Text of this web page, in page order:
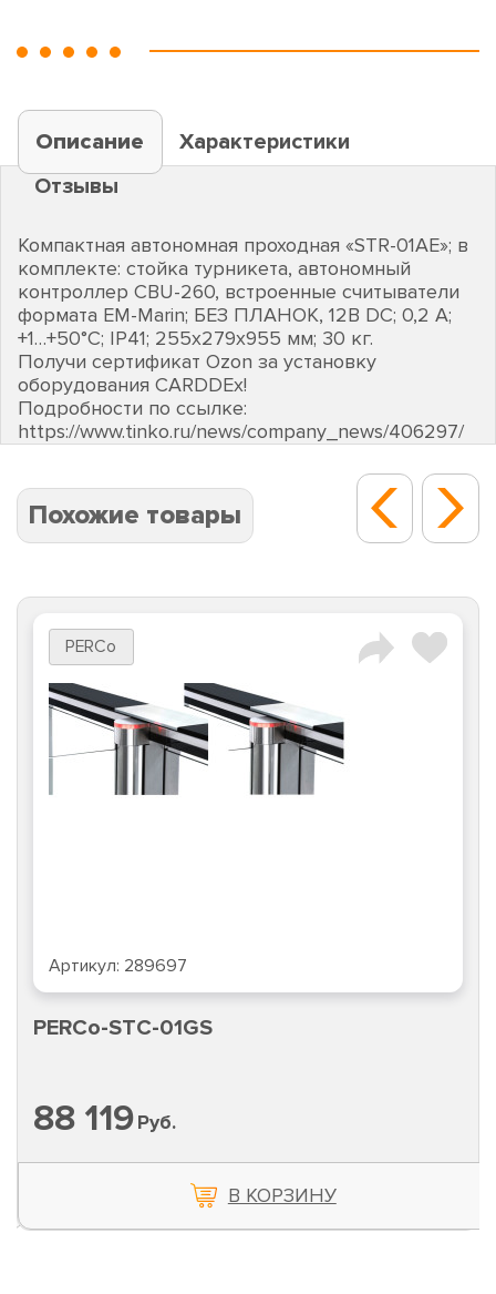
Описание
Характеристики
Отзывы
Компактная автономная проходная «STR-01AE»; в
комплекте: стойка турникета, автономный
контроллер CBU-260, встроенные считыватели
формата EM-Marin; БЕЗ ПЛАНОК, 12В DC; 0,2 А;
+1…+50°C; IP41; 255х279х955 мм; 30 кг.
Получи сертификат Ozon за установку
оборудования CARDDEх!
Подробности по ссылке:
https://www.tinko.ru/news/company_news/406297/
Похожие товары
PERCo
Артикул: 289697
PERCo-STC-01GS
88 119Руб.
В КОРЗИНУ